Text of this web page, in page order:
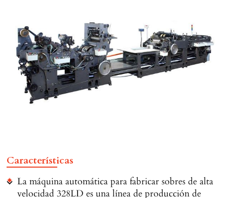
Características
La máquina automática para fabricar sobres de alta
velocidad 328LD es una línea de producción de